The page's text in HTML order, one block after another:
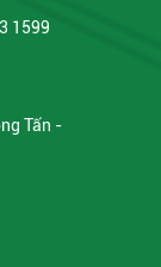
1599
Tấn -